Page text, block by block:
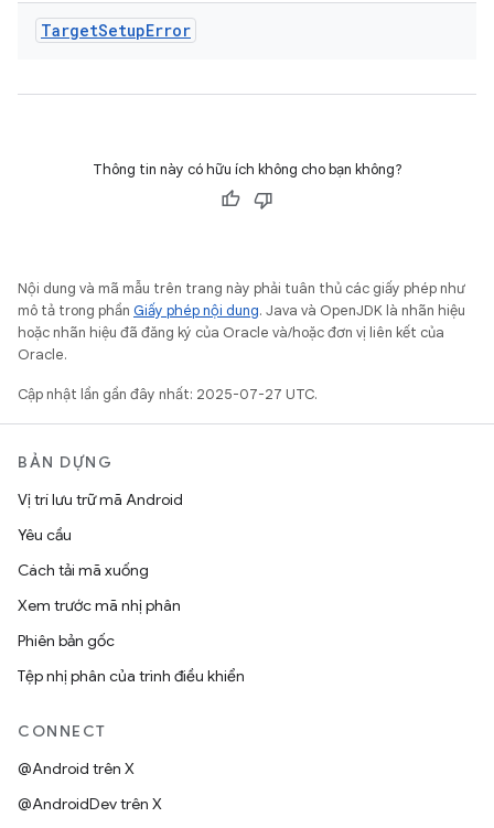
TargetSetupError
Thông tin này có hữu ích không cho bạn không?
Nội dung và mã mẫu trên trang này phải tuân thủ các giấy phép như
mô tả trong phần Giấy phép nội dung. Java và OpenJDK là nhãn hiệu
hoặc nhãn hiệu đã đăng ký của Oracle và/hoặc đơn vị liên kết của
Oracle.
Cập nhật lần gần đây nhất: 2025-07-27 UTC.
BẢN DỰNG
Vị trí lưu trữ mã Android
Yêu cầu
Cách tải mã xuống
Xem trước mã nhị phân
Phiên bản gốc
Tệp nhị phân của trình điều khiển
CONNECT
@Android trên X
@AndroidDev trên X